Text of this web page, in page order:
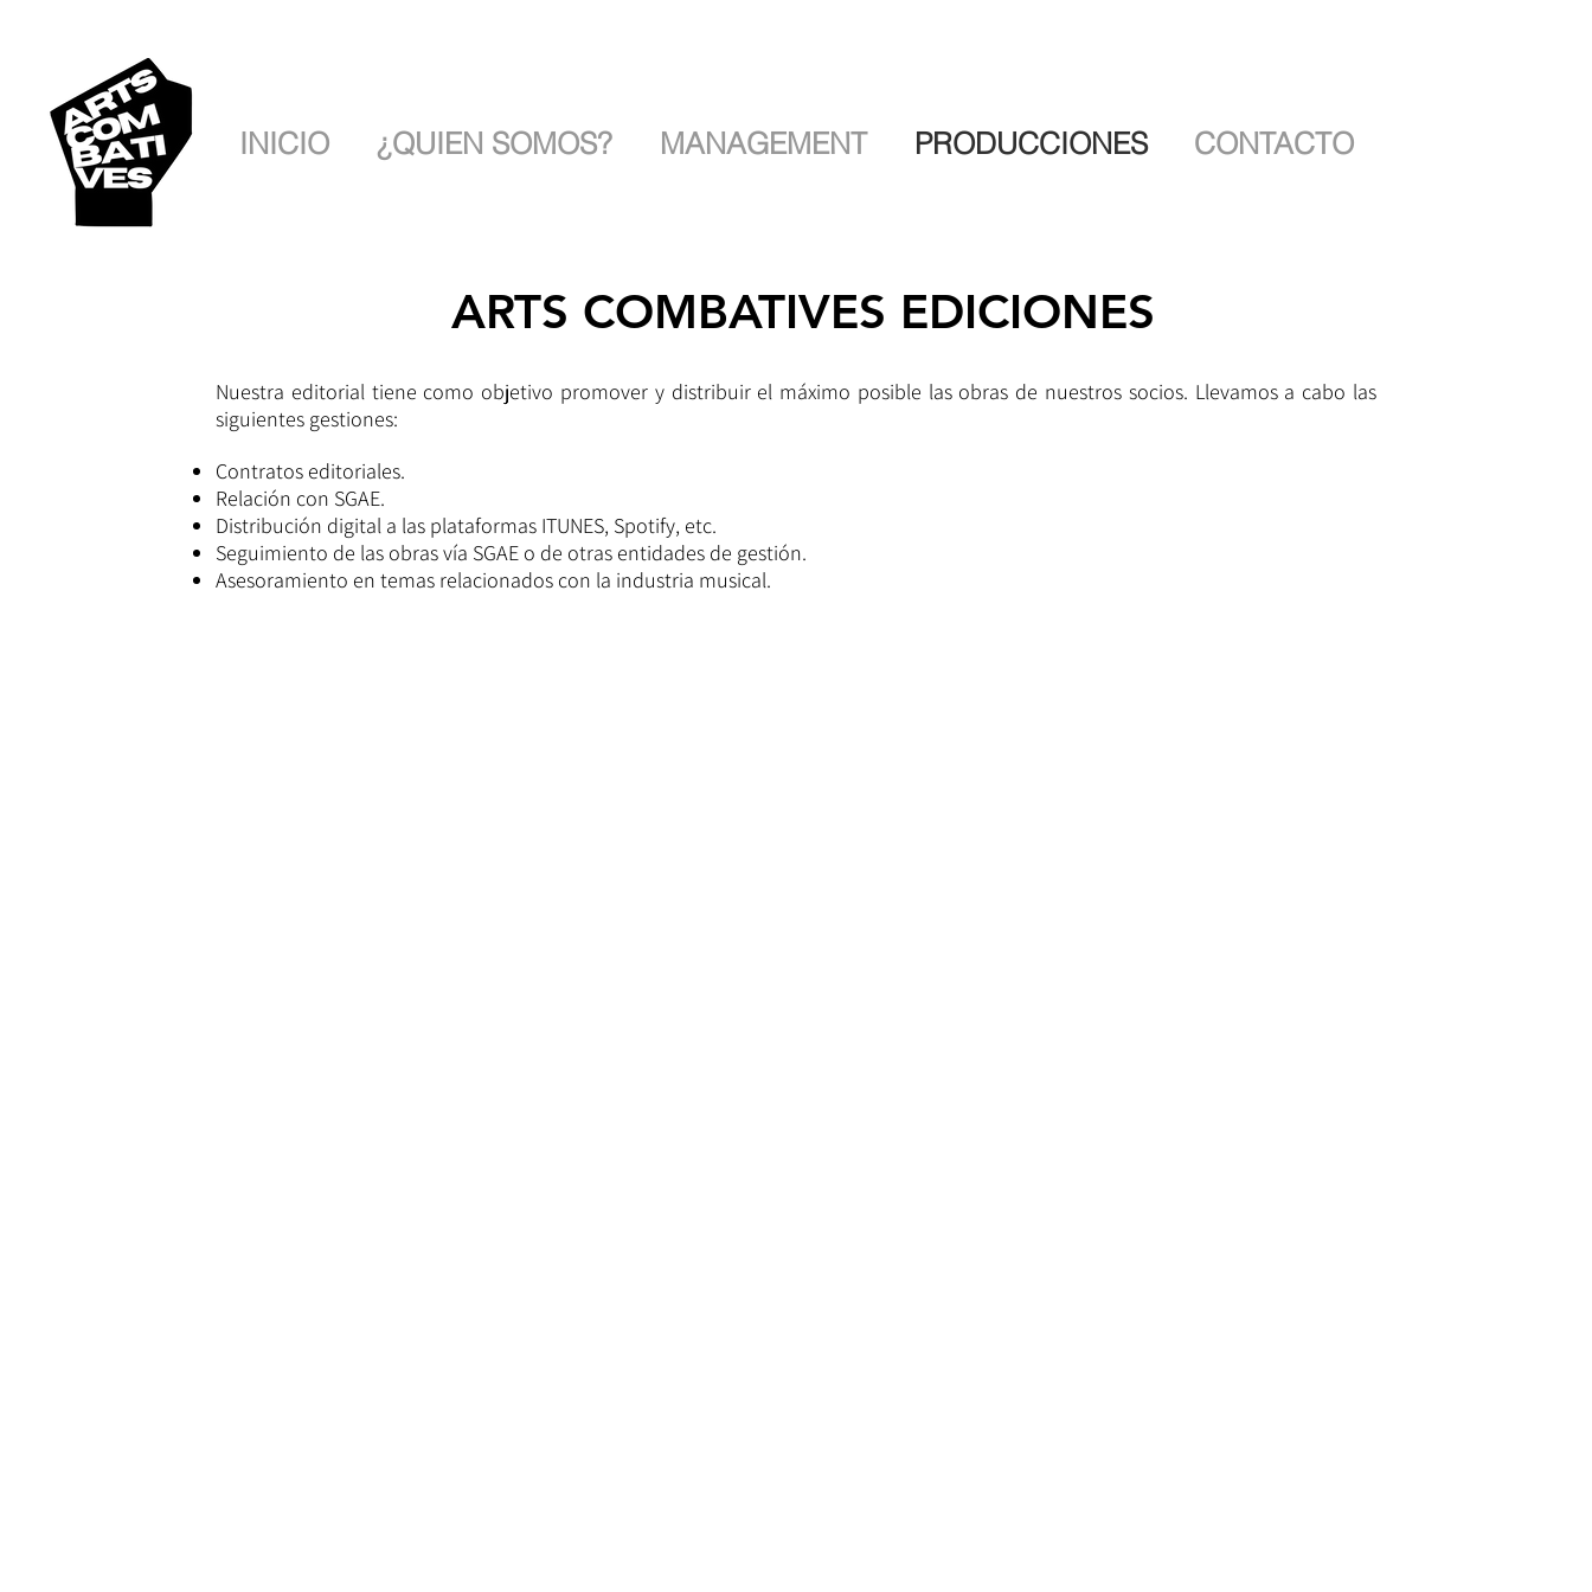
INICIO ¿QUIEN SOMOS? MANAGEMENT PRODUCCIONES CONTACTO
ARTS COMBATIVES EDICIONES
Nuestra editorial tiene como objetivo promover y distribuir el máximo posible las obras de nuestros socios. Llevamos a cabo las
siguientes gestiones:
Contratos editoriales.
Relación con SGAE.
Distribución digital a las plataformas ITUNES, Spotify, etc.
Seguimiento de las obras vía SGAE o de otras entidades de gestión.
Asesoramiento en temas relacionados con la industria musical.